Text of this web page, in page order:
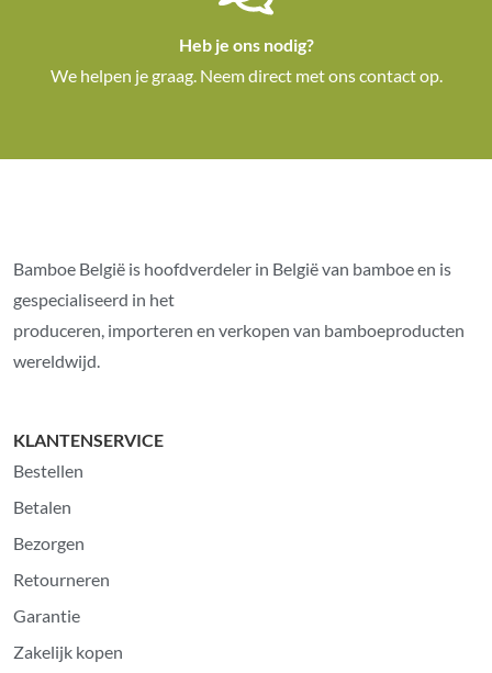
Heb je ons nodig?
We helpen je graag. Neem direct met ons contact op.
Bamboe België is hoofdverdeler in België van bamboe en is
gespecialiseerd in het
produceren, importeren en verkopen van bamboeproducten
wereldwijd.
KLANTENSERVICE
Bestellen
Betalen
Bezorgen
Retourneren
Garantie
Zakelijk kopen